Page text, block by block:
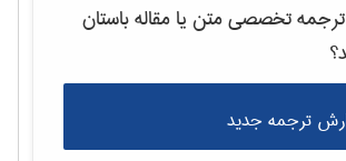
ترجمه تخصصی متن یا مقالهباستان
ترجمه جدید